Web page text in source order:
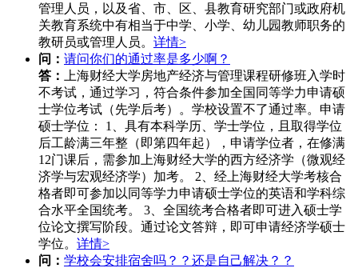
管理人员，以及省、市、区、县教育研究部门或政府机
关教育系统中有相当于中学、小学、幼儿园教师职务的
教研员或管理人员。 详情>
问： 请问你们的通过率是多少啊？
答：
上海财经大学房地产经济与管理课程研修班入学时
不考试，通过学习，符合条件参加全国同等学力申请硕
士学位考试（先学后考）。学校设置不了通过率。申请
硕士学位： 1、具有本科学历、学士学位，且取得学位
后工龄满三年整（即第四年起），申请学位者，在修满
12门课后，需参加上海财经大学的西方经济学（微观经
济学与宏观经济学）加考。 2、经上海财经大学考核合
格者即可参加以同等学力申请硕士学位的英语和学科综
合水平全国统考。 3、全国统考合格者即可进入硕士学
位论文撰写阶段。通过论文答辩，即可申请经济学硕士
学位。 详情>
问： 学校会安排宿舍吗？？还是自己解决？？